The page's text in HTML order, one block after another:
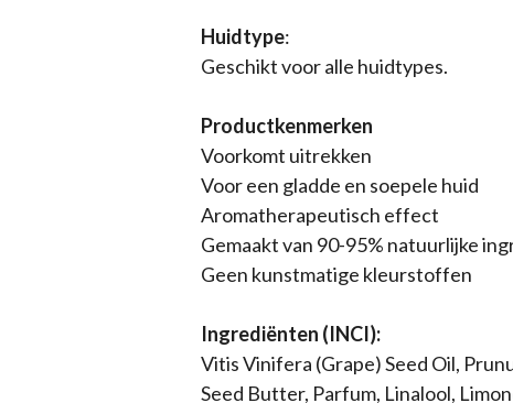
Huidtype:
Geschikt voor alle huidtypes.
Productkenmerken
Voorkomt uitrekken
Voor een gladde en soepele huid
Aromatherapeutisch effect
Gemaakt van 90-95% natuurlijke
Geen kunstmatige kleurstoffen
Ingrediënten (INCI):
Vitis Vinifera (Grape) Seed Oil,
Seed Butter, Parfum, Linalool,